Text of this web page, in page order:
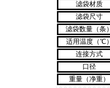
滤袋材质
滤袋尺寸
滤袋数量（条）
适用温度（℃）
连接方式
口径
重量（净重）